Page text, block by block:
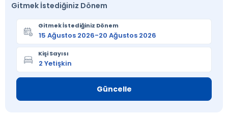
Gitmek İstediğiniz Dönem
Gitmek İstediğiniz Dönem
Kişi Sayısı
Güncelle